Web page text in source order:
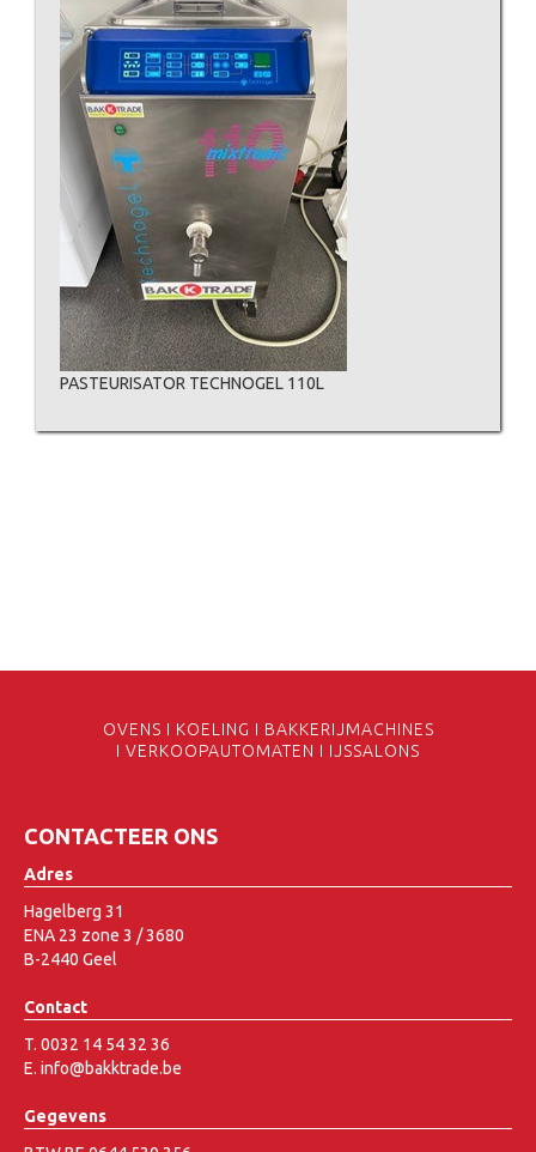
PASTEURISATOR TECHNOGEL 110L
OVENS I KOELING I BAKKERIJMACHINES
I VERKOOPAUTOMATEN I IJSSALONS
CONTACTEER ONS
Adres
Hagelberg 31
ENA 23 zone 3 / 3680
B-2440 Geel
Contact
T. 0032 14 54 32 36
E. info@bakktrade.be
Gegevens